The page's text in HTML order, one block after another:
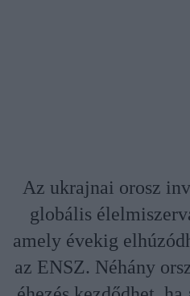
Az ukrajnai orosz
globális
amely évekig
az ENSZ. Néhány